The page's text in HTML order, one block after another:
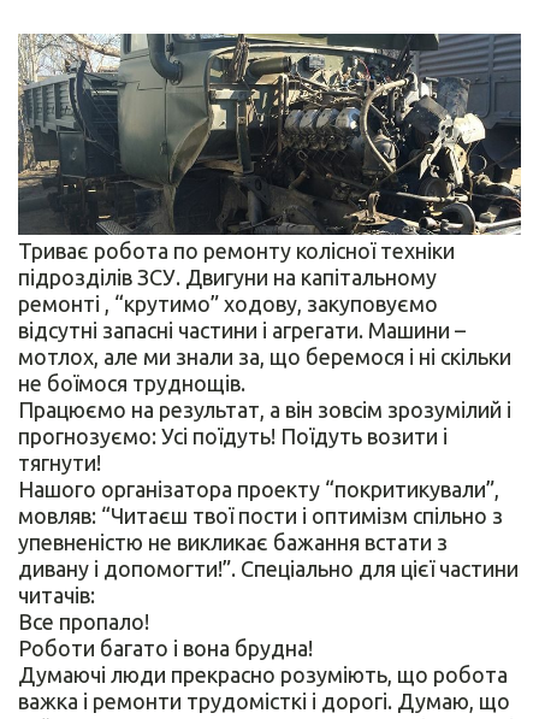
Триває робота по ремонту колісної техніки
підрозділів ЗСУ. Двигуни на капітальному
ремонті , “крутимо” ходову, закуповуємо
відсутні запасні частини і агрегати. Машини –
мотлох, але ми знали за, що беремося і ні скільки
не боїмося труднощів.
Працюємо на результат, а він зовсім зрозумілий і
прогнозуємо: Усі поїдуть! Поїдуть возити і
тягнути!
Нашого організатора проекту “покритикували”,
мовляв: “Читаєш твої пости і оптимізм спільно з
упевненістю не викликає бажання встати з
дивану і допомогти!”. Спеціально для цієї частини
читачів:
Все пропало!
Роботи багато і вона брудна!
Думаючі люди прекрасно розуміють, що робота
важка і ремонти трудомісткі і дорогі. Думаю, що